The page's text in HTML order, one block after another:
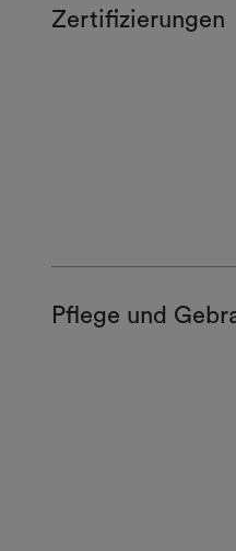
Zertifizierungen
Pflege und